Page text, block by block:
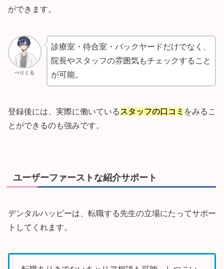
ができます。
ぺりくる
診療室・待合室・バックヤードだけでなく、
院長やスタッフの雰囲気もチェックすること
が可能。
登録後には、実際に働いている スタッフの口コミ をみるこ
とができるのも強みです。
ユーザーファーストな紹介サポート
デンタルハッピーは、転職する先生の立場にたってサポー
トしてくれます。